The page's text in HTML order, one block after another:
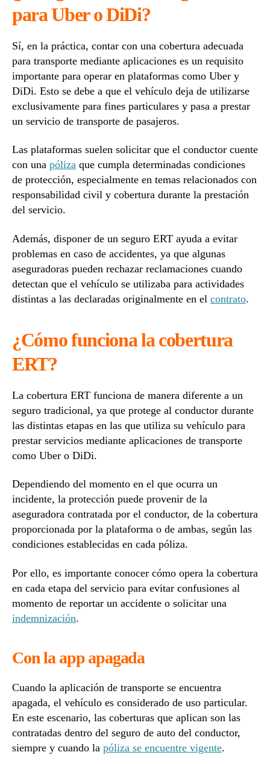
para Uber o DiDi?
Sí, en la práctica, contar con una cobertura adecuada
para transporte mediante aplicaciones es un requisito
importante para operar en plataformas como Uber y
DiDi. Esto se debe a que el vehículo deja de utilizarse
exclusivamente para fines particulares y pasa a prestar
un servicio de transporte de pasajeros.
Las plataformas suelen solicitar que el conductor cuente
con una póliza que cumpla determinadas condiciones
de protección, especialmente en temas relacionados con
responsabilidad civil y cobertura durante la prestación
del servicio.
Además, disponer de un seguro ERT ayuda a evitar
problemas en caso de accidentes, ya que algunas
aseguradoras pueden rechazar reclamaciones cuando
detectan que el vehículo se utilizaba para actividades
distintas a las declaradas originalmente en el contrato.
¿Cómo funciona la cobertura
ERT?
La cobertura ERT funciona de manera diferente a un
seguro tradicional, ya que protege al conductor durante
las distintas etapas en las que utiliza su vehículo para
prestar servicios mediante aplicaciones de transporte
como Uber o DiDi.
Dependiendo del momento en el que ocurra un
incidente, la protección puede provenir de la
aseguradora contratada por el conductor, de la cobertura
proporcionada por la plataforma o de ambas, según las
condiciones establecidas en cada póliza.
Por ello, es importante conocer cómo opera la cobertura
en cada etapa del servicio para evitar confusiones al
momento de reportar un accidente o solicitar una
indemnización.
Con la app apagada
Cuando la aplicación de transporte se encuentra
apagada, el vehículo es considerado de uso particular.
En este escenario, las coberturas que aplican son las
contratadas dentro del seguro de auto del conductor,
siempre y cuando la póliza se encuentre vigente.